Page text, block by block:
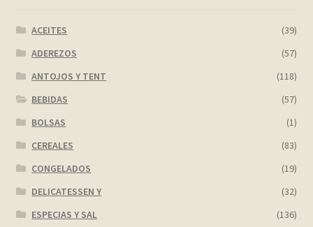
ACEITES
(39)
ADEREZOS
(57)
ANTOJOS Y TENT
(118)
BEBIDAS
(57)
BOLSAS
(1)
CEREALES
(83)
CONGELADOS
(19)
DELICATESSEN Y
(32)
ESPECIAS Y SAL
(136)